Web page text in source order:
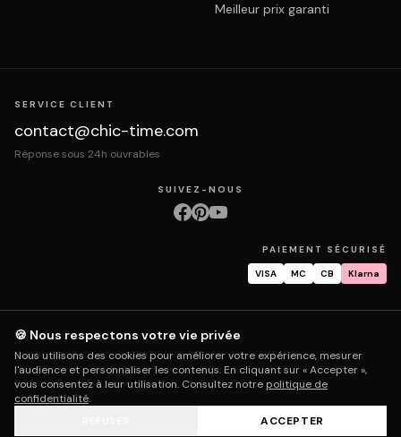
Meilleur prix garanti
SERVICE CLIENT
contact@chic-time.com
Réponse sous 24h ouvrables
SUIVEZ-NOUS
PAIEMENT SÉCURISÉ
VISA MC CB Klarna
À proposContactMentions légales CGVProtection des données
Retours & échangesDroit de rétractationLivraisonSuivi commande
Garantie & réparationFAQMon compte
© 2026 Chic Time - Tous droits réservés
🍪 Nous respectons votre vie privée
Nous utilisons des cookies pour améliorer votre expérience, mesurer
l'audience et personnaliser les contenus. En cliquant sur « Accepter »,
vous consentez à leur utilisation. Consultez notre politique de
confidentialité.
ACCEPTER